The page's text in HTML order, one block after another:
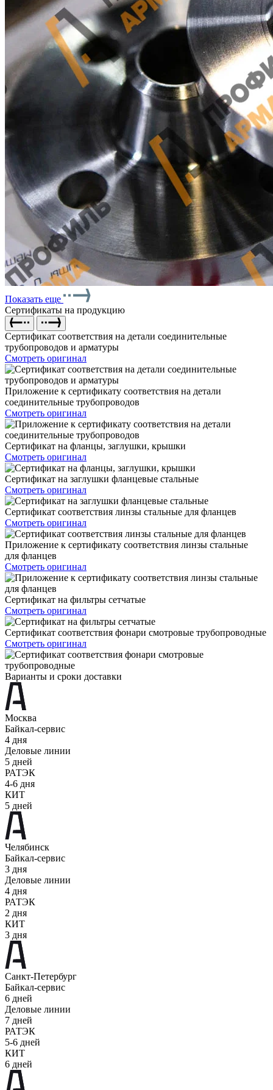
Показать еще
Сертификаты на продукцию
Сертификат соответствия на детали соединительные
трубопроводов и арматуры
Смотреть оригинал
Приложение к сертификату соответствия на детали
соединительные трубопроводов
Смотреть оригинал
Сертификат на фланцы, заглушки, крышки
Смотреть оригинал
Сертификат на заглушки фланцевые стальные
Смотреть оригинал
Сертификат соответствия линзы стальные для фланцев
Смотреть оригинал
Приложение к сертификату соответствия линзы стальные
для фланцев
Смотреть оригинал
Сертификат на фильтры сетчатые
Смотреть оригинал
Сертификат соответствия фонари смотровые трубопроводные
Смотреть оригинал
Варианты и сроки доставки
Москва
Байкал-сервис
4 дня
Деловые линии
5 дней
РАТЭК
4-6 дня
КИТ
5 дней
Челябинск
Байкал-сервис
3 дня
Деловые линии
4 дня
РАТЭК
2 дня
КИТ
3 дня
Санкт-Петербург
Байкал-сервис
6 дней
Деловые линии
7 дней
РАТЭК
5-6 дней
КИТ
6 дней